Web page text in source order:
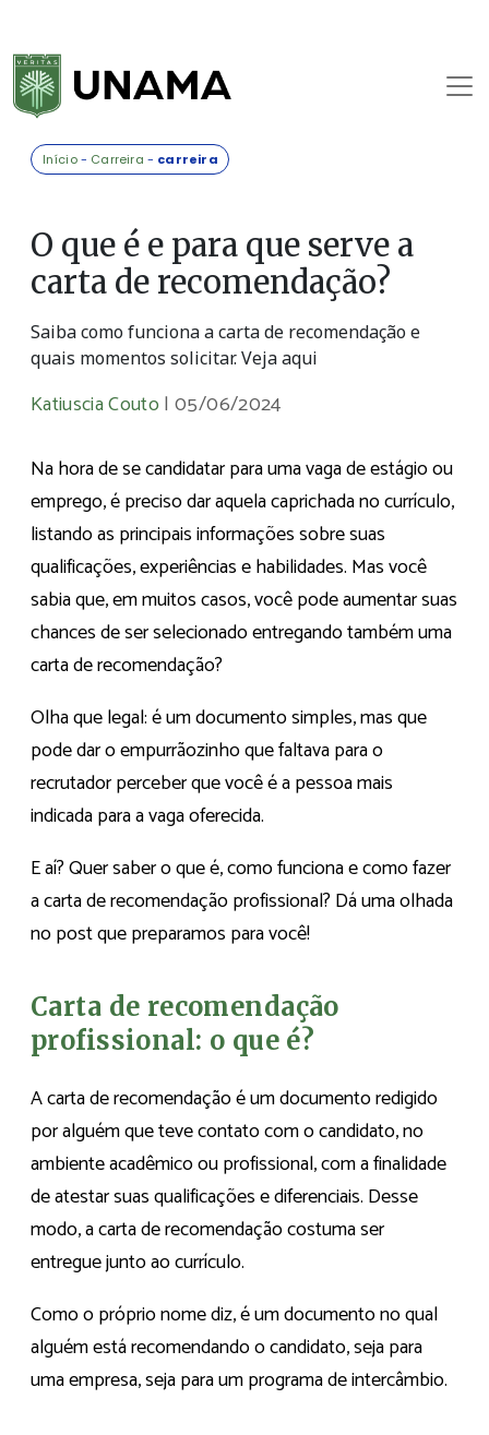
Início- Carreira - carreira
O que é e para que serve a
carta de recomendação?
Saiba como funciona a carta de recomendação e
quais momentos solicitar. Veja aqui
Katiuscia Couto |05/06/2024
Na hora de se candidatar para uma vaga de estágio ou
emprego, é preciso dar aquela caprichada no currículo,
listando as principais informações sobre suas
qualificações, experiências e habilidades. Mas você
sabia que, em muitos casos, você pode aumentar suas
chances de ser selecionado entregando também uma
carta de recomendação?
Olha que legal: é um documento simples, mas que
pode dar o empurrãozinho que faltava para o
recrutador perceber que você é a pessoa mais
indicada para a vaga oferecida.
E aí? Quer saber o que é, como funciona e como fazer
a carta de recomendação profissional? Dá uma olhada
no post que preparamos para você!
Carta de recomendação
profissional: o que é?
A carta de recomendação é um documento redigido
por alguém que teve contato com o candidato, no
ambiente acadêmico ou profissional, com a finalidade
de atestar suas qualificações e diferenciais. Desse
modo, a carta de recomendação costuma ser
entregue junto ao currículo.
Como o próprio nome diz, é um documento no qual
alguém está recomendando o candidato, seja para
uma empresa, seja para um programa de intercâmbio.